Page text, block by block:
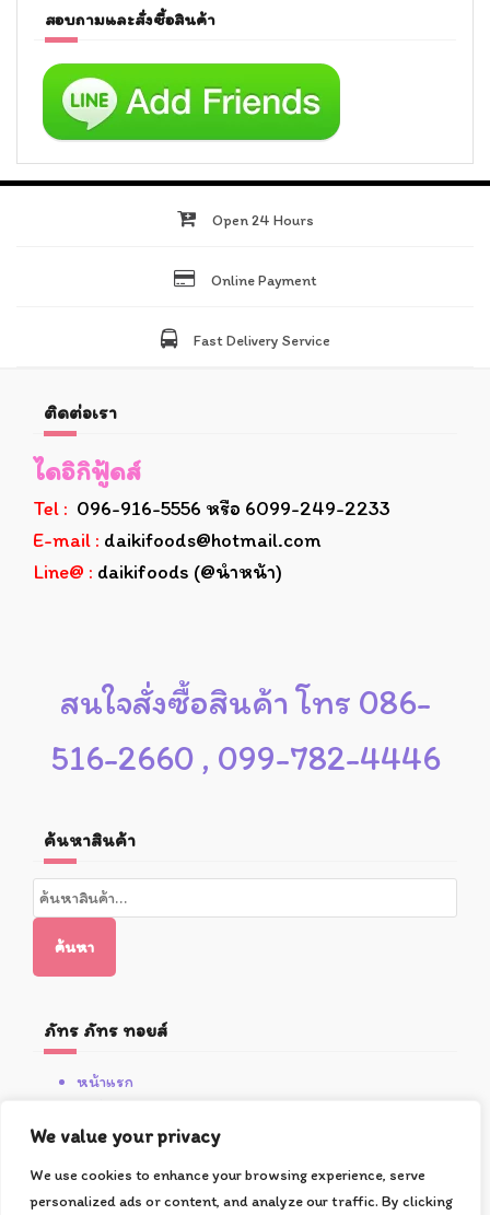
We value your privacy
We use cookies to enhance your browsing experience, serve
personalized ads or content, and analyze our traffic. By clicking
สอบถามและสั่งซื้อสินค้า
Open 24 Hours
Online Payment
Fast Delivery Service
ติดต่อเรา
ไดอิกิฟู้ดส์
Tel : 096-916-5556 หรือ 6099-249-2233
E-mail : daikifoods@hotmail.com
Line@ : daikifoods (@นำหน้า)
สนใจสั่งซื้อสินค้า โทร 086-
516-2660 , 099-782-4446
ค้นหาสินค้า
ค้นหา:
ค้นหา
ภัทร ภัทร ทอยส์
หน้าแรก
โปรโมชั่น
วิธีการสั่งซื้อและชำระเงิน